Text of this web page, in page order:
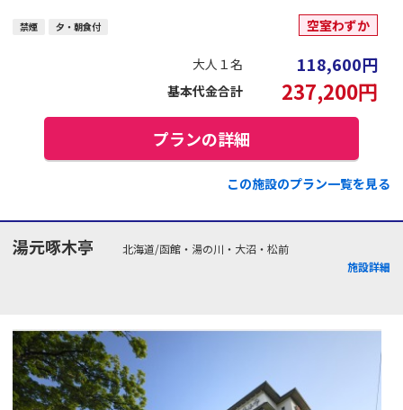
禁煙 夕・朝食付 空室わずか
大人１名 118,600円
基本代金合計 237,200円
プランの詳細
この施設のプラン一覧を見る
湯元啄木亭
北海道/函館・湯の川・大沼・松前
施設詳細